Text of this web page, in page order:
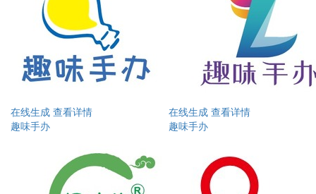
在线生成 查看详情
趣味手办
在线生成 查看详情
趣味手办